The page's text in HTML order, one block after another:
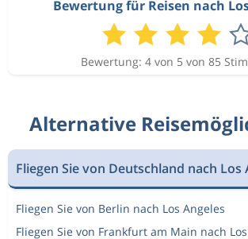
Bewertung für Reisen nach
Bewertung: 4 von 5 von 85
Alternative
Fliegen Sie von Deutschland nach Los
Fliegen Sie von Berlin nach Los Angeles
Fliegen Sie von Frankfurt am Main nach